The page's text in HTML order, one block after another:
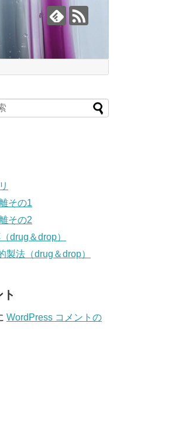
その1
その2
drug＆drop）
製法（drug＆drop）
WordPress コメントの